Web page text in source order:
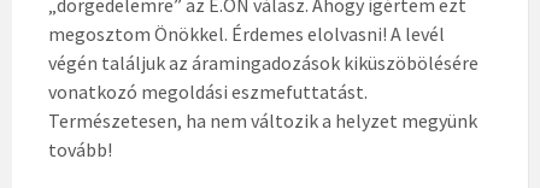
„dörgedelemre” az E.ON válasz. Ahogy ígértem ezt
megosztom Önökkel. Érdemes elolvasni! A levél
végén találjuk az áramingadozások kiküszöbölésére
vonatkozó megoldási eszmefuttatást.
Természetesen, ha nem változik a helyzet megyünk
tovább!